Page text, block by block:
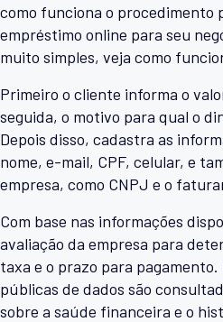
como funciona o procedimento
empréstimo online para seu
muito simples, veja como
Primeiro o cliente informa o
seguida, o motivo para qual o
Depois disso, cadastra as
nome, e-mail, CPF, celular, e
empresa, como CNPJ e o
Com base nas informações
avaliação da empresa para
taxa e o prazo para pagamento.
públicas de dados são
sobre a saúde financeira e o